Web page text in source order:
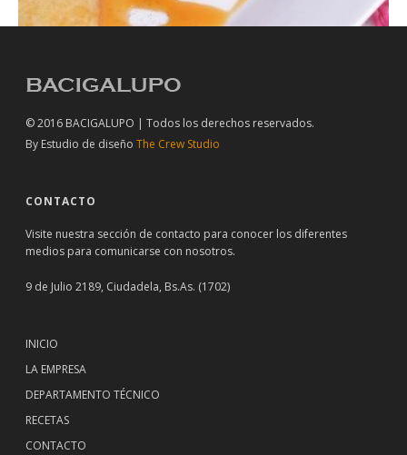
© 2016 BACIGALUPO | Todos los derechos reservados.
By Estudio de diseño The Crew Studio
CONTACTO
Visite nuestra sección de contacto para conocer los diferentes
medios para comunicarse con nosotros.
9 de Julio 2189, Ciudadela, Bs.As. (1702)
INICIO
LA EMPRESA
DEPARTAMENTO TÉCNICO
RECETAS
CONTACTO